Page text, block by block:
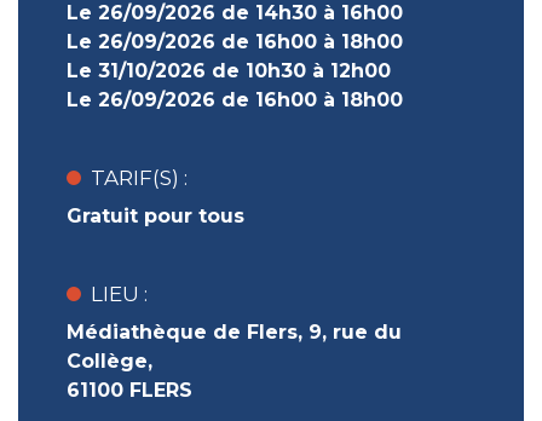
Le 26/09/2026 de 14h30 à 16h00
Le 26/09/2026 de 16h00 à 18h00
Le 31/10/2026 de 10h30 à 12h00
Le 26/09/2026 de 16h00 à 18h00
TARIF(S) :
Gratuit pour tous
LIEU :
Médiathèque de Flers, 9, rue du
Collège,
61100 FLERS